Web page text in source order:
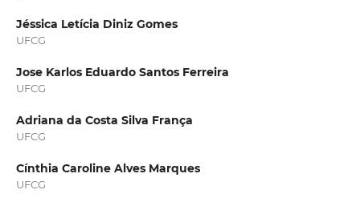
Jéssica Letícia Diniz Gomes
UFCG
Jose Karlos Eduardo Santos Ferreira
UFCG
Adriana da Costa Silva França
UFCG
Cínthia Caroline Alves Marques
UFCG